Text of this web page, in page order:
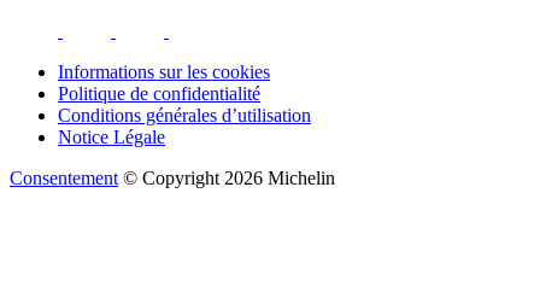
Informations sur les cookies
Politique de confidentialité
Conditions générales d’utilisation
Notice Légale
Consentement © Copyright 2026 Michelin